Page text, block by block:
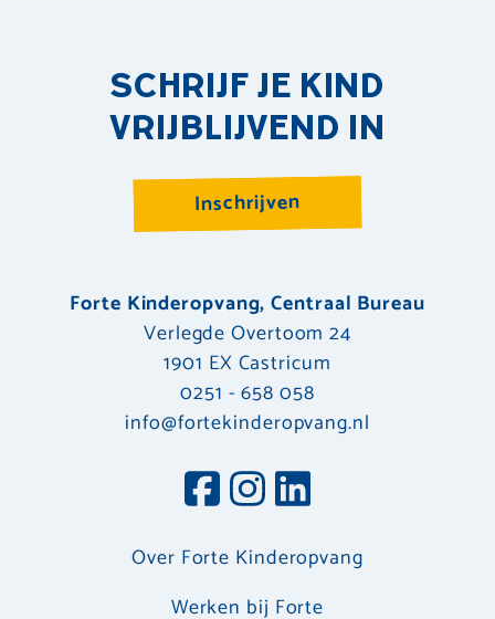
SCHRIJF JE KIND
VRIJBLIJVEND IN
Inschrijven
Forte Kinderopvang, Centraal Bureau
Verlegde Overtoom 24
1901 EX Castricum
0251 - 658 058
info@fortekinderopvang.nl
Over Forte Kinderopvang
Werken bij Forte